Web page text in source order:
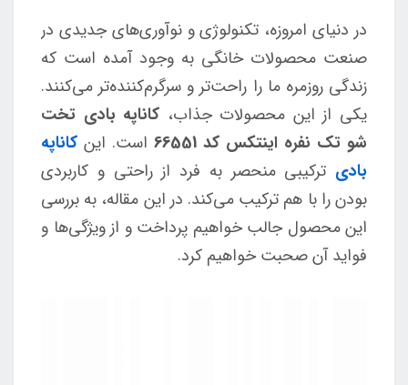
در دنیای امروزه، تکنولوژی و نوآوری‌های جدیدی در
صنعت محصولات خانگی به وجود آمده است که
زندگی روزمره ما را راحت‌تر و سرگرم‌کننده‌تر می‌کنند.
یکی از این محصولات جذاب، کاناپه بادی تخت
شو تک نفره اینتکس کد 66551
است. این کاناپه
بادی ترکیبی منحصر به فرد از راحتی و کاربردی
بودن را با هم ترکیب می‌کند. در این مقاله، به بررسی
این محصول جالب خواهیم پرداخت و از ویژگی‌ها و
فواید آن صحبت خواهیم کرد.